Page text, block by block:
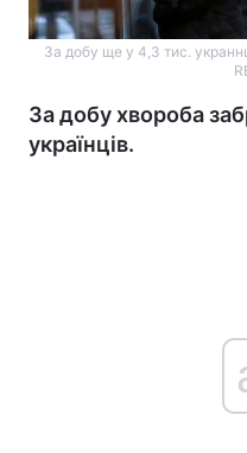
За добу ще у 4,3 тис.
За добу хвороба
українців.